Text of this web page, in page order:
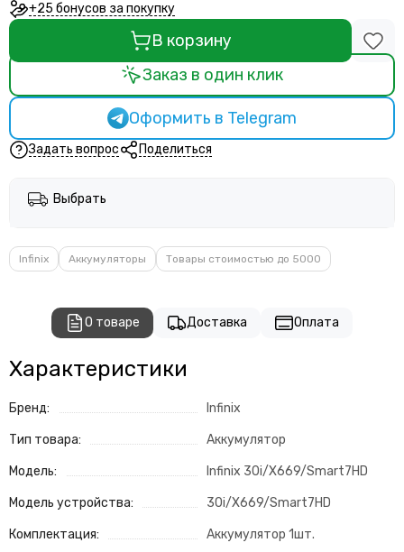
+25 бонусов за покупку
В корзину
Заказ в один клик
Оформить в Telegram
Задать вопрос Поделиться
Выбрать
Infinix Аккумуляторы Товары стоимостью до 5000
О товаре Доставка Оплата
Характеристики
Бренд: Infinix
Тип товара: Аккумулятор
Модель: Infinix 30i/X669/Smart7HD
Модель устройства: 30i/X669/Smart7HD
Комплектация: Аккумулятор 1шт.